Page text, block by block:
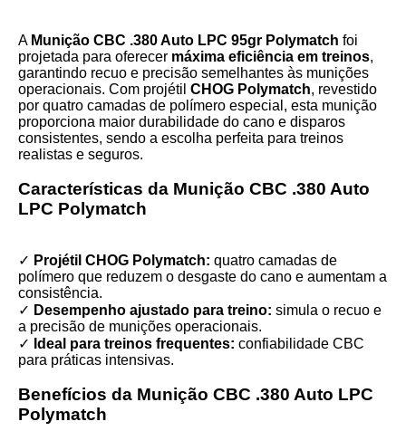
A Munição CBC .380 Auto LPC 95gr Polymatch foi
projetada para oferecer máxima eficiência em treinos,
garantindo recuo e precisão semelhantes às munições
operacionais. Com projétil CHOG Polymatch, revestido
por quatro camadas de polímero especial, esta munição
proporciona maior durabilidade do cano e disparos
consistentes, sendo a escolha perfeita para treinos
realistas e seguros.
Características da Munição CBC .380 Auto
LPC Polymatch
✓ Projétil CHOG Polymatch: quatro camadas de
polímero que reduzem o desgaste do cano e aumentam a
consistência.
✓ Desempenho ajustado para treino: simula o recuo e
a precisão de munições operacionais.
✓ Ideal para treinos frequentes: confiabilidade CBC
para práticas intensivas.
Benefícios da Munição CBC .380 Auto LPC
Polymatch